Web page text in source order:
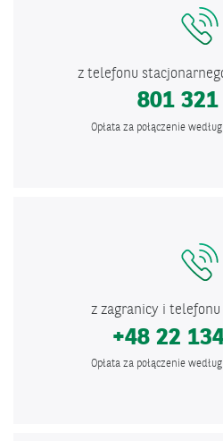
z telefonu
801 321
Opłata za połączenie
z zagranicy i
+48 22
Opłata za połączenie